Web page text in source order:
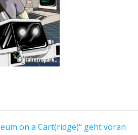
on a Cart(ridge)“ geht voran